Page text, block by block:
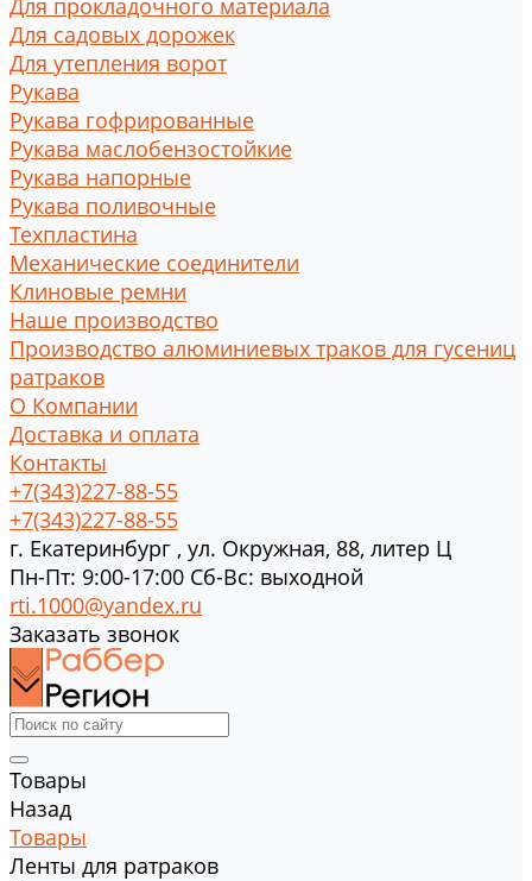
Для прокладочного материала
Для садовых дорожек
Для утепления ворот
Рукава
Рукава гофрированные
Рукава маслобензостойкие
Рукава напорные
Рукава поливочные
Техпластина
Механические соединители
Клиновые ремни
Наше производство
Производство алюминиевых траков для гусениц
ратраков
О Компании
Доставка и оплата
Контакты
+7(343)227-88-55
+7(343)227-88-55
г. Екатеринбург , ул. Окружная, 88, литер Ц
Пн-Пт: 9:00-17:00 Cб-Вс: выходной
rti.1000@yandex.ru
Заказать звонок
Товары
Назад
Товары
Ленты для ратраков